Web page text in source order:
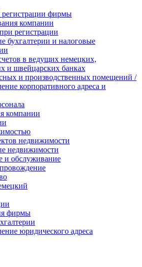
регистрации фирмы
компании
регистрации
бухгалтерии и налоговые
в ведущих немецких,
и швейцарских банках
и производственных помещений /
корпоративного адреса и
компании
недвижимости
недвижимости
и обслуживание
фирмы
юридического адреса